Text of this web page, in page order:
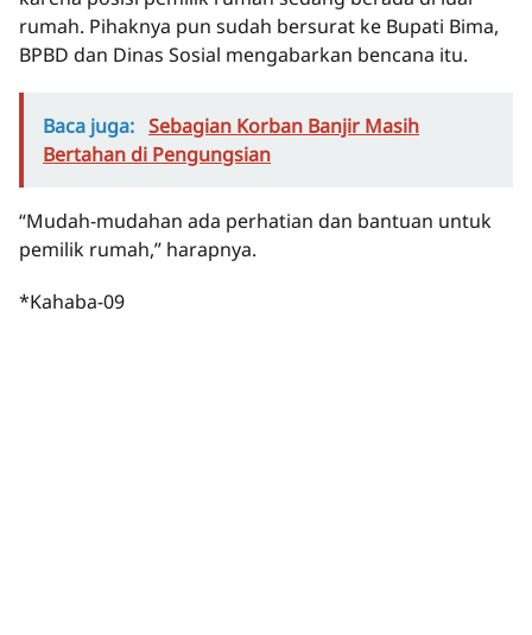
rumah. Pihaknya pun sudah bersurat ke Bupati Bima,
BPBD dan Dinas Sosial mengabarkan bencana itu.
Baca juga: Sebagian Korban Banjir Masih
Bertahan di Pengungsian
“Mudah-mudahan ada perhatian dan bantuan untuk
pemilik rumah,” harapnya.
*Kahaba-09